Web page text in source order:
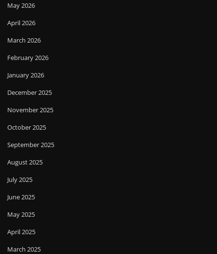
May 2026
April 2026
March 2026
February 2026
January 2026
December 2025
November 2025
October 2025
September 2025
August 2025
July 2025
June 2025
May 2025
April 2025
March 2025